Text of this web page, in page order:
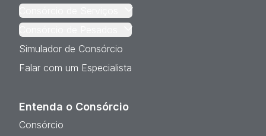
Simulador de Consórcio
Falar com um Especialista
Entenda o Consórcio
Consórcio